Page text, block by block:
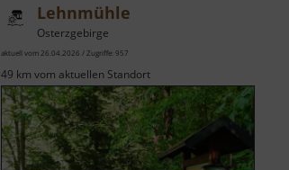
Lehnmühle
Osterzgebirge
aktuell vom 26.04.2026 / Zugriffe: 957
49 km vom aktuellen Standort